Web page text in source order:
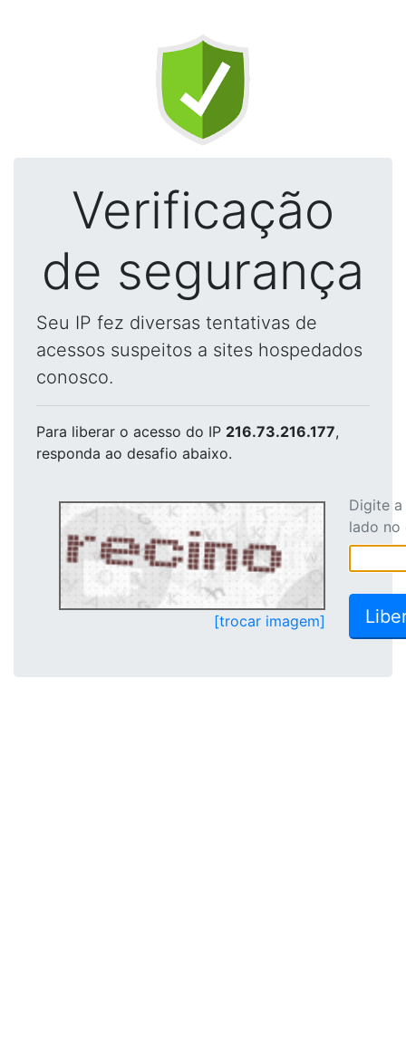
Verificação
de segurança
Seu IP fez diversas tentativas de
acessos suspeitos a sites hospedados
conosco.
Para liberar o acesso do IP 216.73.216.177,
responda ao desafio abaixo.
[trocar imagem]
Digite
lado no